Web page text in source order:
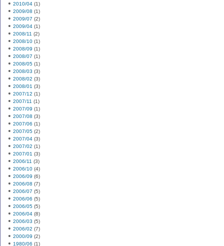
2010/04 (1)
2009/08 (1)
2009/07 (2)
2009/04 (1)
2008/11 (2)
2008/10 (1)
2008/09 (1)
2008/07 (1)
2008/05 (1)
2008/03 (3)
2008/02 (3)
2008/01 (3)
2007/12 (1)
2007/11 (1)
2007/09 (1)
2007/08 (3)
2007/06 (1)
2007/05 (2)
2007/04 (3)
2007/02 (1)
2007/01 (3)
2006/11 (3)
2006/10 (4)
2006/09 (6)
2006/08 (7)
2006/07 (5)
2006/06 (5)
2006/05 (5)
2006/04 (8)
2006/03 (5)
2006/02 (7)
2000/09 (2)
1980/06 (1)